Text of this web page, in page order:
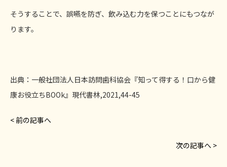
そうすることで、誤嚥を防ぎ、飲み込む力を保つことにもつなが
ります。
出典：一般社団法人日本訪問歯科協会『知って得する！口から健
康お役立ちBOOk』現代書林,2021,44-45
< 前の記事へ
次の記事へ >